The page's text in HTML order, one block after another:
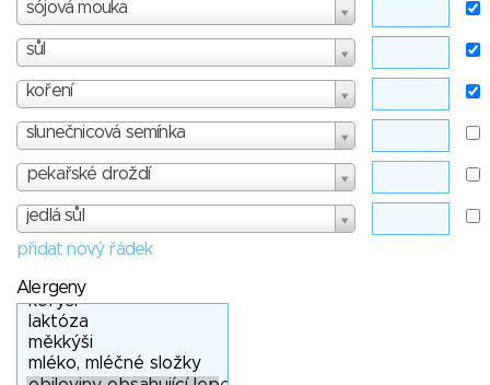
sójová mouka
sůl
koření
slunečnicová semínka
pekařské droždí
jedlá sůl
přidat nový řádek
Alergeny